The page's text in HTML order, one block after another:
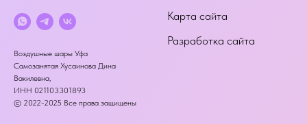
Воздушные шары Уфа
Самозанятая Хусаинова Дина
Вакилевна,
ИНН 021103301893
© 2022-2025 Все права защищены
Карта сайта
Разработка сайта